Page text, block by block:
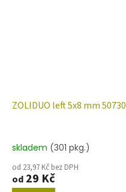
ZOLIDUO left 5x8 mm 50730
skladem (301 pkg.)
od 23,97 Kč bez DPH
od 29 Kč